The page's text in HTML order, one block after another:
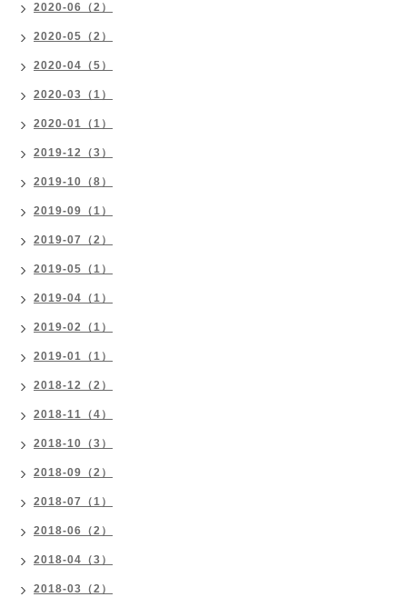
2020-06（2）
2020-05（2）
2020-04（5）
2020-03（1）
2020-01（1）
2019-12（3）
2019-10（8）
2019-09（1）
2019-07（2）
2019-05（1）
2019-04（1）
2019-02（1）
2019-01（1）
2018-12（2）
2018-11（4）
2018-10（3）
2018-09（2）
2018-07（1）
2018-06（2）
2018-04（3）
2018-03（2）